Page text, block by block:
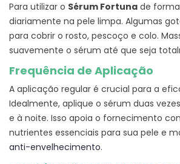
Para utilizar o Sérum Fortuna de
diariamente na pele limpa. Algumas
para cobrir o rosto, pescoço e colo.
suavemente o sérum até que seja
Frequência de Aplicação
A aplicação regular é crucial para a
Idealmente, aplique o sérum duas
e à noite. Isso apoia o fornecimento
nutrientes essenciais para sua pele e
anti-envelhecimento.